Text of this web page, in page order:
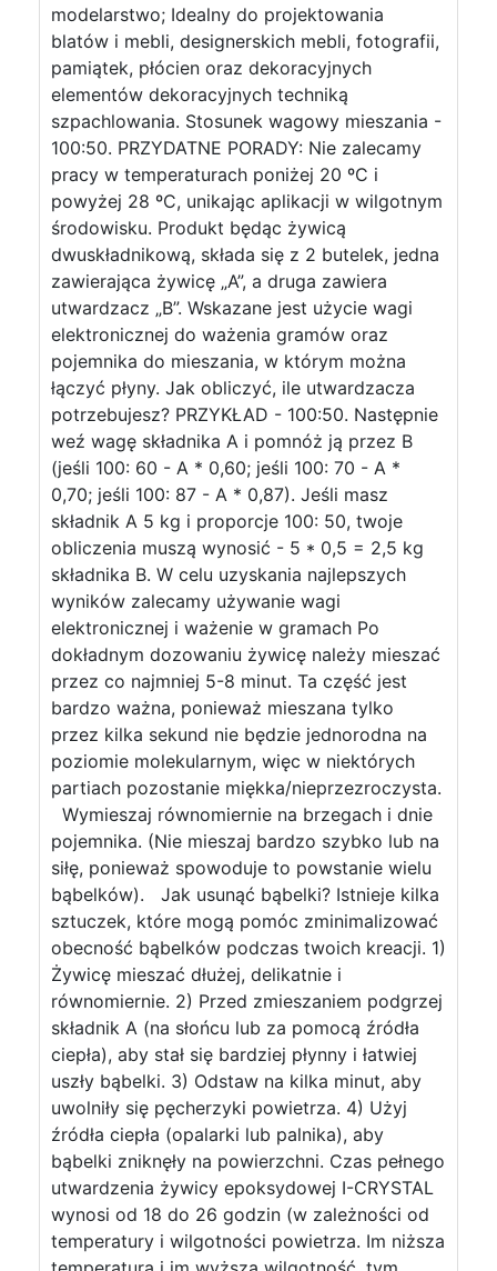
modelarstwo; Idealny do projektowania
blatów i mebli, designerskich mebli, fotografii,
pamiątek, płócien oraz dekoracyjnych
elementów dekoracyjnych techniką
szpachlowania. Stosunek wagowy mieszania -
100:50. PRZYDATNE PORADY: Nie zalecamy
pracy w temperaturach poniżej 20 ºC i
powyżej 28 ºC, unikając aplikacji w wilgotnym
środowisku. Produkt będąc żywicą
dwuskładnikową, składa się z 2 butelek, jedna
zawierająca żywicę „A”, a druga zawiera
utwardzacz „B”. Wskazane jest użycie wagi
elektronicznej do ważenia gramów oraz
pojemnika do mieszania, w którym można
łączyć płyny. Jak obliczyć, ile utwardzacza
potrzebujesz? PRZYKŁAD - 100:50. Następnie
weź wagę składnika A i pomnóż ją przez B
(jeśli 100: 60 - A * 0,60; jeśli 100: 70 - A *
0,70; jeśli 100: 87 - A * 0,87). Jeśli masz
składnik A 5 kg i proporcje 100: 50, twoje
obliczenia muszą wynosić - 5 * 0,5 = 2,5 kg
składnika B. W celu uzyskania najlepszych
wyników zalecamy używanie wagi
elektronicznej i ważenie w gramach Po
dokładnym dozowaniu żywicę należy mieszać
przez co najmniej 5-8 minut. Ta część jest
bardzo ważna, ponieważ mieszana tylko
przez kilka sekund nie będzie jednorodna na
poziomie molekularnym, więc w niektórych
partiach pozostanie miękka/nieprzezroczysta.
Wymieszaj równomiernie na brzegach i dnie
pojemnika. (Nie mieszaj bardzo szybko lub na
siłę, ponieważ spowoduje to powstanie wielu
bąbelków). Jak usunąć bąbelki? Istnieje kilka
sztuczek, które mogą pomóc zminimalizować
obecność bąbelków podczas twoich kreacji. 1)
Żywicę mieszać dłużej, delikatnie i
równomiernie. 2) Przed zmieszaniem podgrzej
składnik A (na słońcu lub za pomocą źródła
ciepła), aby stał się bardziej płynny i łatwiej
uszły bąbelki. 3) Odstaw na kilka minut, aby
uwolniły się pęcherzyki powietrza. 4) Użyj
źródła ciepła (opalarki lub palnika), aby
bąbelki zniknęły na powierzchni. Czas pełnego
utwardzenia żywicy epoksydowej I-CRYSTAL
wynosi od 18 do 26 godzin (w zależności od
temperatury i wilgotności powietrza. Im niższa